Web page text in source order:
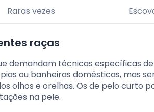
Raras vezes
raças
demandam técnicas específicas de
ou banheiras domésticas, mas
olhos e orelhas. Os de pelo curto
na pele.